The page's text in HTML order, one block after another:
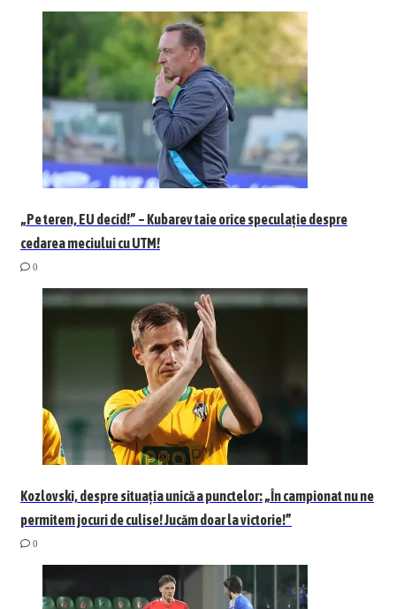
„Pe teren, EU decid!” – Kubarev taie orice speculație despre
cedarea meciului cu UTM!
0
Kozlovski, despre situația unică a punctelor: „În campionat nu ne
permitem jocuri de culise! Jucăm doar la victorie!”
0